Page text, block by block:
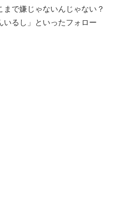
まで嫌じゃないんじゃない？
いるし」といったフォロー